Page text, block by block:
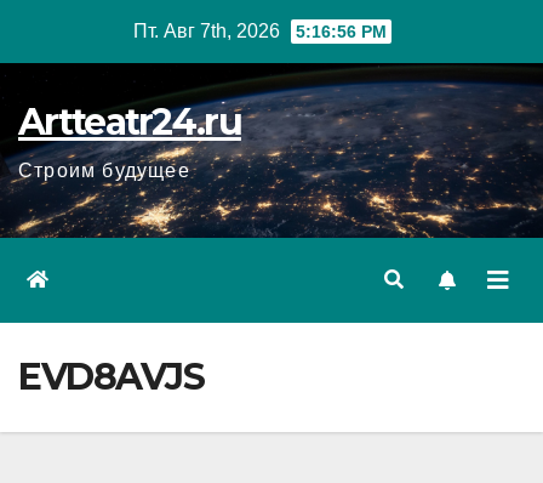
Пт. Авг 7th, 2026 5:16:57 PM
Artteatr24.ru
Строим будущее
EVD8AVJS